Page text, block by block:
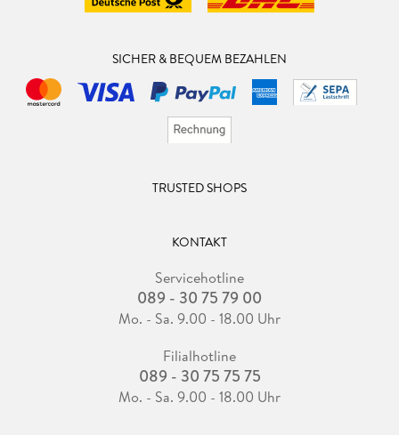
SICHER & BEQUEM BEZAHLEN
TRUSTED SHOPS
KONTAKT
Servicehotline
089 - 30 75 79 00
Mo. - Sa. 9.00 - 18.00 Uhr
Filialhotline
089 - 30 75 75 75
Mo. - Sa. 9.00 - 18.00 Uhr